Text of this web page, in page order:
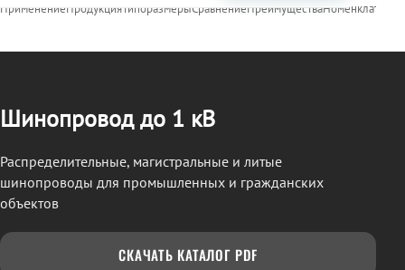
ПрименениеПродукцияТипоразмерыСравнениеПреимуществаНоменклатура
Шинопровод до 1 кВ
Распределительные, магистральные и литые
шинопроводы для промышленных и гражданских
объектов
СКАЧАТЬ КАТАЛОГ PDF